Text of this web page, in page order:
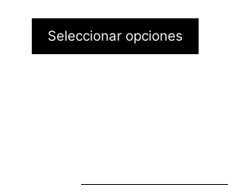
Seleccionar opciones